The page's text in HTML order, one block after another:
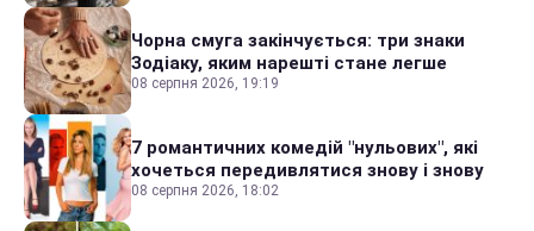
Чорна смуга закінчується: три знаки
Зодіаку, яким нарешті стане легше
08 серпня 2026, 19:19
7 романтичних комедій "нульових", які
хочеться передивлятися знову і знову
08 серпня 2026, 18:02